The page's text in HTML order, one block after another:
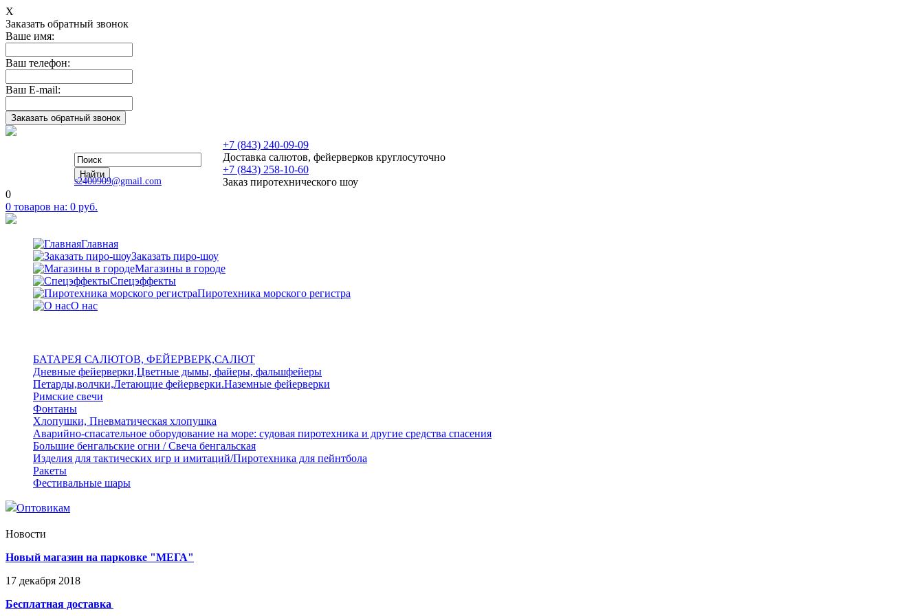
Х
Заказать обратный звонок
Ваше имя:
Ваш телефон:
Ваш E-mail:
s2400909@gmail.com
+7 (843) 240-09-09
Доставка салютов, фейерверков круглосуточно
+7 (843) 258-10-60
Заказ пиротехнического шоу
0
0 товаров на: 0 руб.
Главная
Заказать пиро-шоу
Магазины в городе
Спецэффекты
Пиротехника морского регистра
О нас
БАТАРЕЯ САЛЮТОВ, ФЕЙЕРВЕРК,САЛЮТ
Дневные фейерверки,Цветные дымы, файеры, фальшфейеры
Петарды,волчки,Летающие фейерверки.Наземные фейерверки
Римские свечи
Фонтаны
Хлопушки, Пневматическая хлопушка
Аварийно-спасательное оборудование на море: судовая пиротехника и другие средства спасения
Большие бенгальские огни / Свеча бенгальская
Изделия для тактических игр и имитаций/Пиротехника для пейнтбола
Ракеты
Фестивальные шары
Оптовикам
Новости
Новый магазин на парковке "МЕГА"
17 декабря 2018
Бесплатная доставка